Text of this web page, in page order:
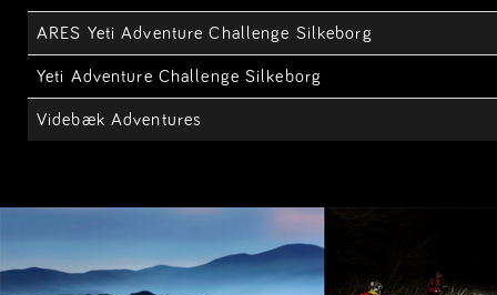
ARES Yeti Adventure Challenge Silkeborg
Yeti Adventure Challenge Silkeborg
Videbæk Adventures